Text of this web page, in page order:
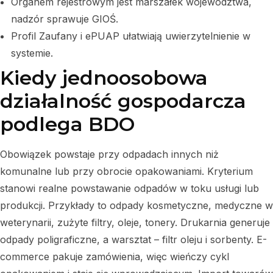
nadzór sprawuje GIOŚ.
Profil Zaufany i ePUAP ułatwiają uwierzytelnienie w
systemie.
Kiedy jednoosobowa
działalność gospodarcza
podlega BDO
Obowiązek powstaje przy odpadach innych niż
komunalne lub przy obrocie opakowaniami. Kryterium
stanowi realne powstawanie odpadów w toku usługi lub
produkcji. Przykłady to odpady kosmetyczne, medyczne w
weterynarii, zużyte filtry, oleje, tonery. Drukarnia generuje
odpady poligraficzne, a warsztat – filtr oleju i sorbenty. E-
commerce pakuje zamówienia, więc wieńczy cykl